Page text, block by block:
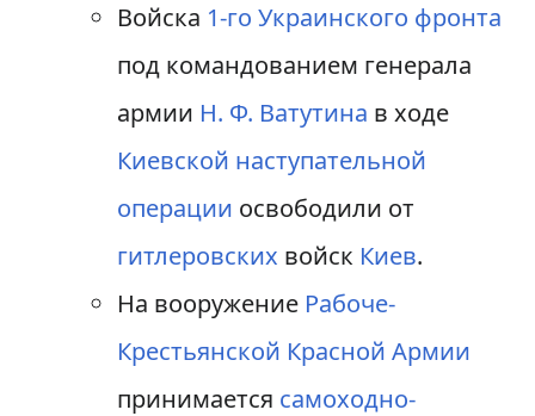
Войска 1-го Украинского фронта
под командованием генерала
армии Н. Ф. Ватутина в ходе
Киевской наступательной
операции освободили от
гитлеровских войск Киев.
На вооружение Рабоче-
Крестьянской Красной Армии
принимается самоходно-